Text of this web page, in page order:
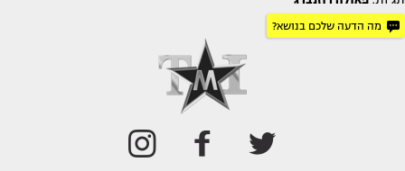
מה הדעה שלכם בנושא?